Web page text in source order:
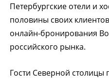
Петербургские отели и
половины своих
онлайн-бронирования
российского рынка.
Гости Северной столицы